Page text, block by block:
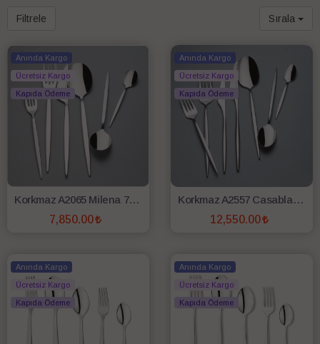
Filtrele Sırala
Anında Kargo
Ücretsiz Kargo
Kapıda Ödeme
Korkmaz A2065 Milena 72 Parça Çatal Kaşık Bıçak Seti
7,850.00
Anında Kargo
Ücretsiz Kargo
Kapıda Ödeme
Korkmaz A2557 Casablanca 84 Parça Çkb Takımı
12,550.00
Anında Kargo
Ücretsiz Kargo
Kapıda Ödeme
Anında Kargo
Ücretsiz Kargo
Kapıda Ödeme